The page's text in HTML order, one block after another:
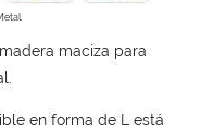
maciza para
en forma de L está